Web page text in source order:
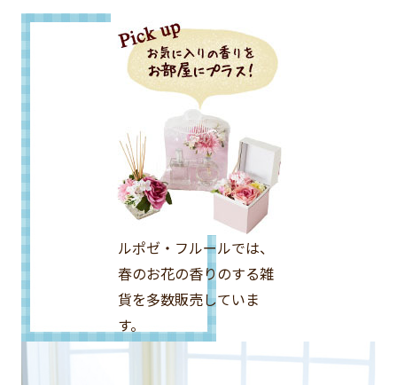
ルポゼ・フルールでは、
春のお花の香りのする雑
貨を多数販売していま
す。
※一部店舗でお取り扱い